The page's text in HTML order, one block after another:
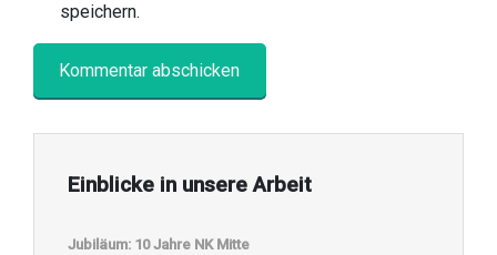
speichern.
Einblicke in unsere Arbeit
Jubiläum: 10 Jahre NK Mitte